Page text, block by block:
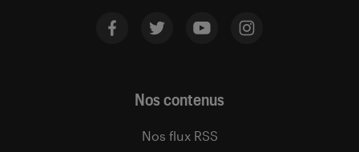
Nos contenus
Nos flux RSS